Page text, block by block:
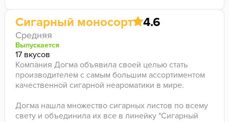
Сигарный моносорт 4.6
Средняя
Выпускается
17 вкусов
Компания Догма объявила своей целью стать
производителем с самым большим ассортиментом
качественной сигарной неароматики в мире.
Догма нашла множество сигарных листов по всему
свету и объединила их все в линейку "Сигарный